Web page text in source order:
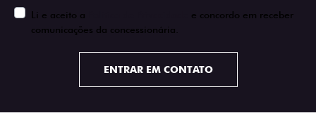
Li e aceito a
e concordo em receber
comunicações da concessionária.
ENTRAR EM CONTATO